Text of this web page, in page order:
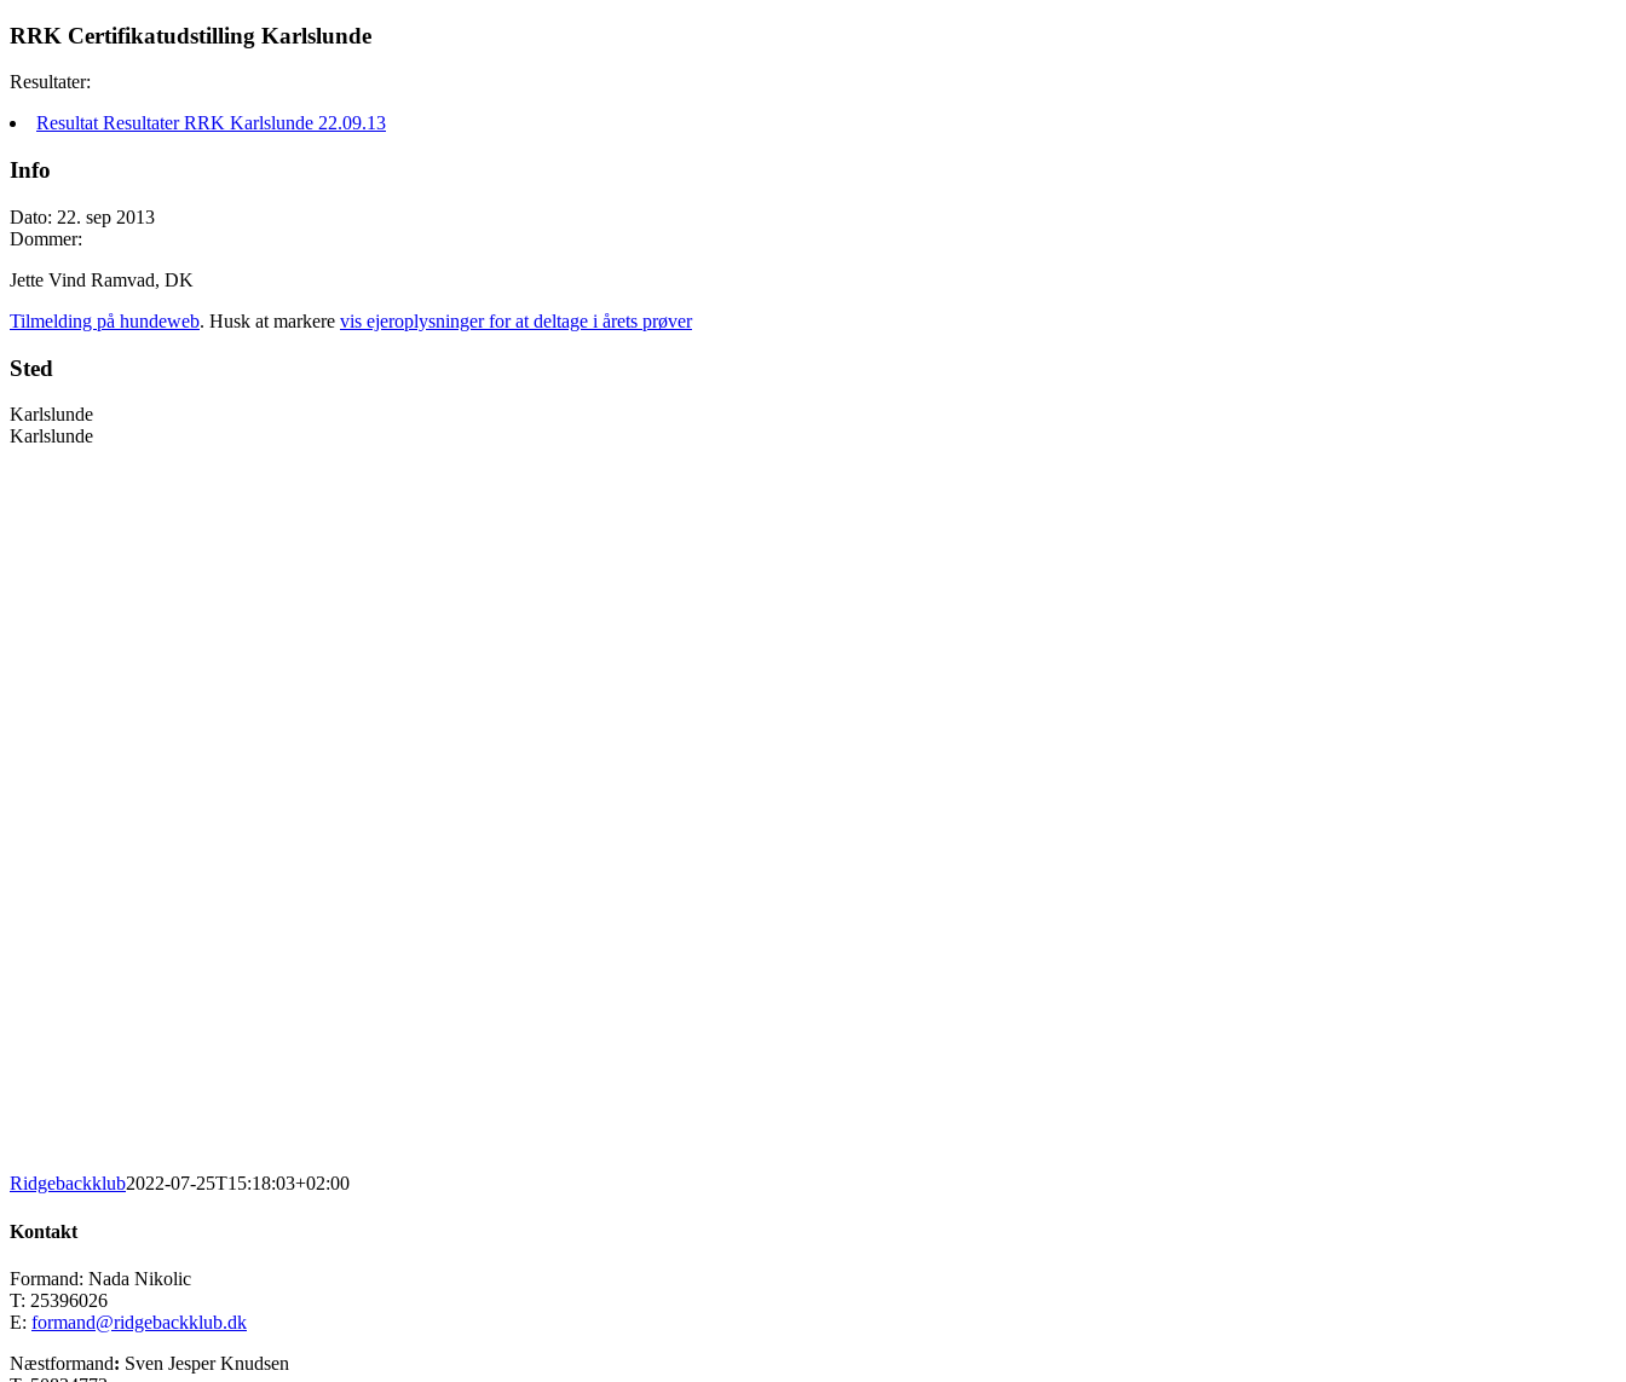
RRK Certifikatudstilling Karlslunde
Resultater:
Resultat Resultater RRK Karlslunde 22.09.13
Info
Dato: 22. sep 2013
Dommer:
Jette Vind Ramvad, DK
Tilmelding på hundeweb. Husk at markere vis ejeroplysninger for at deltage i årets prøver
Sted
Karlslunde
Karlslunde
Ridgebackklub2022-07-25T15:18:03+02:00
Kontakt
Formand: Nada Nikolic
T: 25396026
E: formand@ridgebackklub.dk
Næstformand: Sven Jesper Knudsen